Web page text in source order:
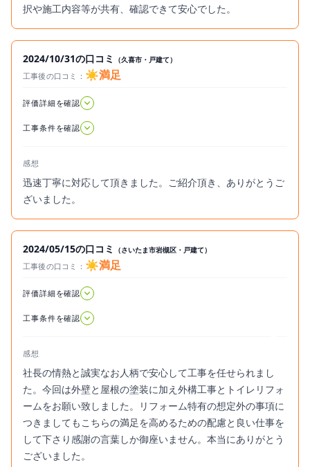
択や施工内容等が共有、確認できて安心でした。
2024/10/31の口コミ （久喜市・戸建て）
工事後の口コミ： ☀️満足
評価詳細を確認
工事条件を確認
感想
迅速丁寧に対応して頂きました。ご紹介頂き、ありがとうご
ざいました。
2024/05/15の口コミ （さいたま市岩槻区・戸建て）
工事後の口コミ： ☀️満足
評価詳細を確認
工事条件を確認
感想
社長の情熱と誠実なお人柄で安心して工事を任せられまし
た。今回は外壁と屋根の塗装に加え外構工事とトイレリフォ
ームをお願い致しました。リフォーム特有の想定外の事項に
つきましてもこちらの満足を高めるための配慮と良い仕事を
して下さり感謝の言葉しか御座いません。本当にありがとう
ございました。